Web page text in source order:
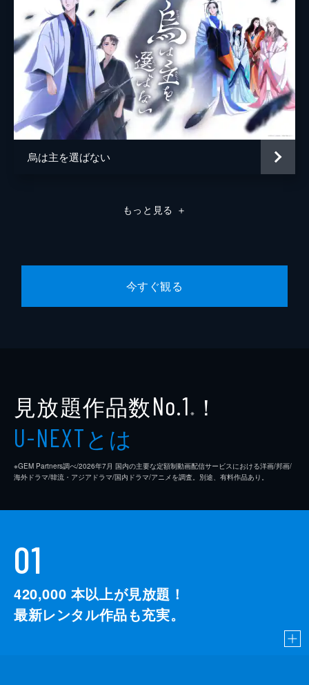
烏は主を選ばない
もっと見る ＋
今すぐ観る
見放題作品数No.1 ※ ！
U-NEXTとは
※GEM Partners調べ/2026年7⽉ 国内の主要な定額制動画配信サービスにおける洋画/邦画/
海外ドラマ/韓流・アジアドラマ/国内ドラマ/アニメを調査。別途、有料作品あり。
01
420,000 本以上が見放題！
最新レンタル作品も充実。